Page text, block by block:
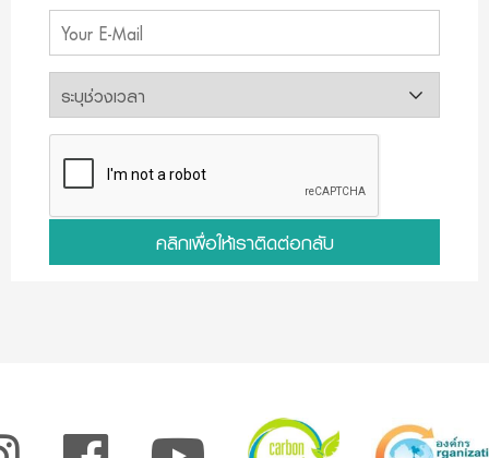
คลิกเพื่อให้เราติดต่อกลับ